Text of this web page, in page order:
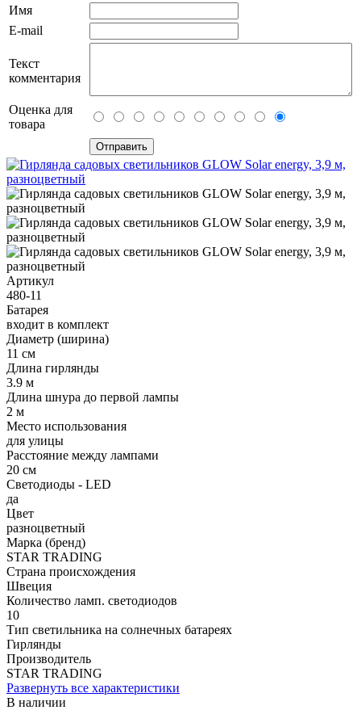
Имя
E-mail
Текст
комментария
Оценка для
товара
Артикул
480-11
Батарея
входит в комплект
Диаметр (ширина)
11 см
Длина гирлянды
3.9 м
Длина шнура до первой лампы
2 м
Место использования
для улицы
Расстояние между лампами
20 см
Светодиоды - LED
да
Цвет
разноцветный
Марка (бренд)
STAR TRADING
Страна происхождения
Швеция
Количество ламп. светодиодов
10
Тип светильника на солнечных батареях
Гирлянды
Производитель
STAR TRADING
Развернуть все характеристики
В наличии